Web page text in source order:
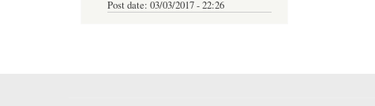
Post date: 03/03/2017 - 22:26